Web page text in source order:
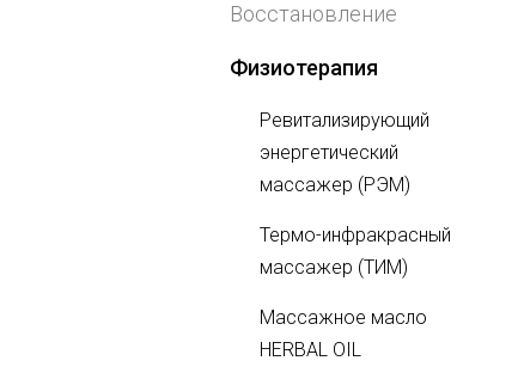
Восстановление
Физиотерапия
Ревитализирующий
энергетический
массажер (РЭМ)
Термо-инфракрасный
массажер (ТИМ)
Массажное масло
HERBAL OIL